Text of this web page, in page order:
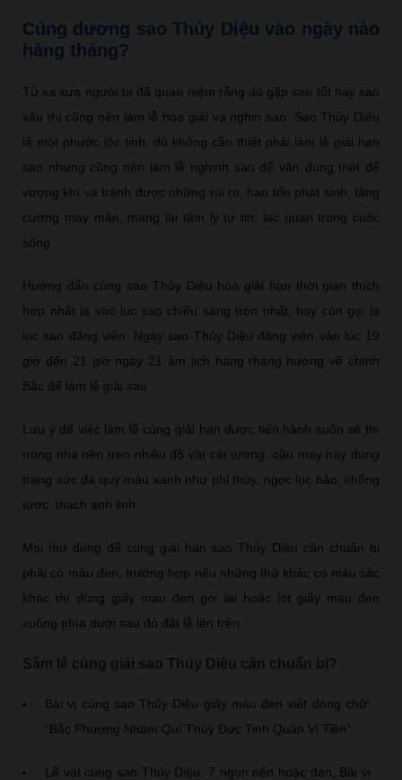
Cúng dương sao Thủy Diệu vào ngày nào
hàng tháng?
Từ xa xưa người ta đã quan niệm rằng dù gặp sao tốt hay sao
xấu thì cũng nên làm lễ hóa giải và nghin sao. Sao Thủy Diệu
là một phước lộc tinh, dù không cần thiết phải làm lễ giải hạn
sao nhưng cũng nên làm lễ nghinh sao để vận dụng triệt để
vượng khí và tránh được những rủi ro, hao tốn phát sinh, tăng
cường may mắn, mang lại tâm lý tự tin, lạc quan trong cuộc
sống.
Hướng dẫn cúng sao Thủy Diệu hóa giải hạn thời gian thích
hợp nhất là vào lúc sao chiếu sáng tròn nhất, hay còn gọi là
lúc sao đăng viên. Ngày sao Thủy Diệu đăng viên vào lúc 19
giờ đến 21 giờ ngày 21 âm lịch hàng tháng hướng về chính
Bắc để làm lễ giải sao.
Lưu ý để việc làm lễ cúng giải hạn được tiến hành suôn sẻ thì
trong nhà nên treo nhiều đồ vật cát tường, cầu may hay dùng
trang sức đá quý màu xanh như phỉ thúy, ngọc lục bảo, khổng
tước, thạch anh linh…
Mọi thứ dùng để cúng giải hạn sao Thủy Diệu cần chuẩn bị
phải có màu đen, trường hợp nếu những thứ khác có màu sắc
khác thì dùng giấy màu đen gói lại hoặc lót giấy màu đen
xuống phía dưới sau đó đặt lễ lên trên.
Sắm lễ cúng giải sao Thủy Diệu cần chuẩn bị?
Bài vị cúng sao Thủy Diệu giấy màu đen viết dòng chữ:
“Bắc Phương Nhâm Quí Thủy Đức Tinh Quân Vị Tiền”
Lễ vật cúng sao Thủy Diệu: 7 ngọn nến hoặc đèn, Bài vị